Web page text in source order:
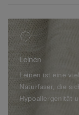
Leinen
Leinen ist eine
Naturfaser, die
Hypoallergenität